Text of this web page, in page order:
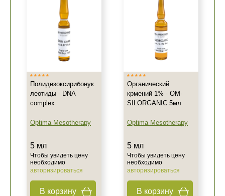
Полидезоксирибонук
леотиды - DNA
complex
Optima Mesotherapy
5 мл
Чтобы увидеть цену
необходимо
авторизироваться
В корзину
Органический
крмений 1% - OM-
SILORGANIC 5мл
Optima Mesotherapy
5 мл
Чтобы увидеть цену
необходимо
авторизироваться
В корзину